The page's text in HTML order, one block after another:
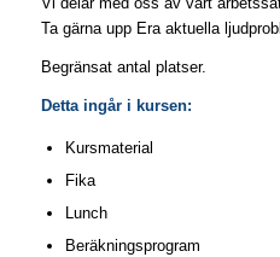
Ta gärna upp Era aktuella
Begränsat antal platser.
Detta ingår i kursen:
Kursmaterial
Fika
Lunch
Beräkningsprogram